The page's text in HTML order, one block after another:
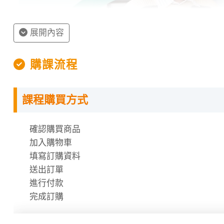
授課程內容
指定教材講義
課程需使用「電腦」「平板」「手機」觀看課程，不
課程有時數限制，時數僅在撥放狀態才會進行扣除。
時數使用說明
展開內容
購課流程
課程購買方式
確認購買商品
加入購物車
填寫訂購資料
送出訂單
進行付款
完成訂購